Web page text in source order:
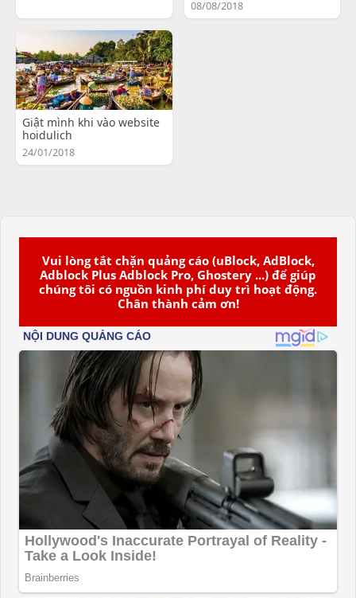
Vui lòng tắt chặn quảng cáo (uBlock, AdBlock,
Adblock Plus Adblock Pro, Ghostery ...) để giúp
chúng tôi có nguồn kinh phí duy trì hoạt động.
Chân thành cảm ơn!
08/08/2018
Giật mình khi vào website
hoidulich
24/01/2018